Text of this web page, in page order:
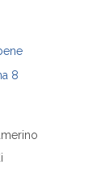
8